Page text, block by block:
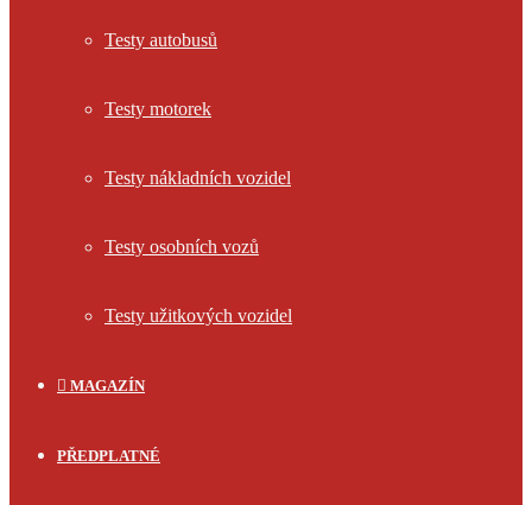
Testy autobusů
Testy motorek
Testy nákladních vozidel
Testy osobních vozů
Testy užitkových vozidel
MAGAZÍN
PŘEDPLATNÉ